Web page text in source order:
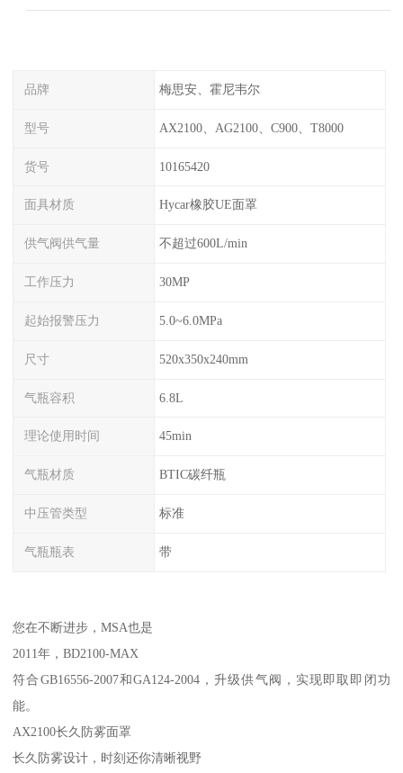
品牌 梅思安、霍尼韦尔
型号 AX2100、AG2100、C900、T8000
货号 10165420
面具材质 Hycar橡胶UE面罩
供气阀供气量 不超过600L/min
工作压力 30MP
起始报警压力 5.0~6.0MPa
尺寸 520x350x240mm
气瓶容积 6.8L
理论使用时间 45min
气瓶材质 BTIC碳纤瓶
中压管类型 标准
气瓶瓶表 带
您在不断进步，MSA也是
2011年，BD2100-MAX
符合GB16556-2007和GA124-2004，升级供气阀，实现即取即闭功
能。
AX2100长久防雾面罩
长久防雾设计，时刻还你清晰视野